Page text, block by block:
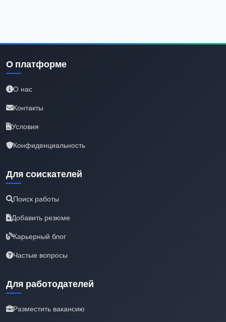
О платформе
О нас
Контакты
Условия
Конфиденциальность
Для соискателей
Поиск работы
Добавить резюме
Карьерный блог
Частые вопросы
Для работодателей
Разместить вакансию